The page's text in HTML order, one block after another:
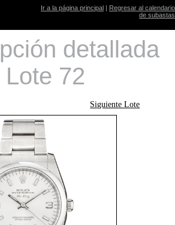
Ir a la página principal | Regresar al calendario
de subastas
detallada
Lote 72
Siguiente Lote